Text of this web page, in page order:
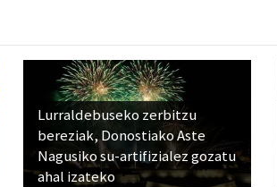
Lurraldebuseko zerbitzu
bereziak, Donostiako Aste
Nagusiko su-artifizialez gozatu
ahal izateko